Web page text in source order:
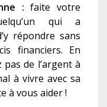
:faite votre
qui a
répondre sans
financiers. En
pas de l’argent à
à vivre avec sa
à vous aider !